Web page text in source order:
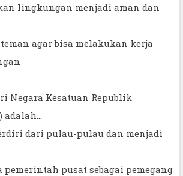
lingkungan menjadi aman dan
agar bisa melakukan kerja
Negara Kesatuan Republik
dari pulau-pulau dan menjadi
pemerintah pusat sebagai pemegang